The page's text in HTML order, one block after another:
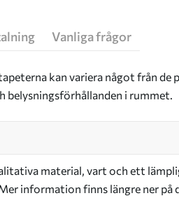
Vanliga frågor
kan variera något från de
belysningsförhållanden i rummet.
material, vart och ett
information finns längre ner på